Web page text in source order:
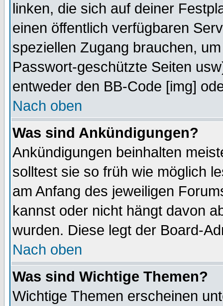
linken, die sich auf deiner
einen öffentlich verfügbaren
speziellen Zugang brauchen,
Passwort-geschützte Seiten
entweder den BB-Code [img]
Nach oben
Was sind Ankündigungen?
Ankündigungen beinhalten
solltest sie so früh wie möglich
am Anfang des jeweiligen
kannst oder nicht hängt davon
wurden. Diese legt der Board-
Nach oben
Was sind Wichtige Themen?
Wichtige Themen erscheinen